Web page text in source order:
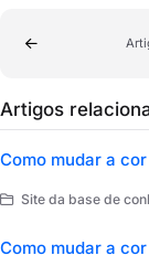
Artigos
Como mudar a
Site da base de